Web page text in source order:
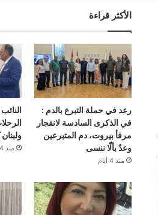
الأكثر قراءة
رعد في حملة التبرع بالدم :
في الذكرى السادسة لانفجار
مرفأ بيروت، دم المتبرعين
وعدٌ بألّا ننسى
منذ 4 أيام
منذ 4 أيام